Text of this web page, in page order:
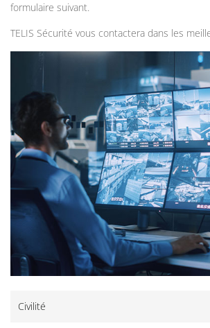
formulaire suivant.
TELIS Sécurité vous contactera dans les
Civilité